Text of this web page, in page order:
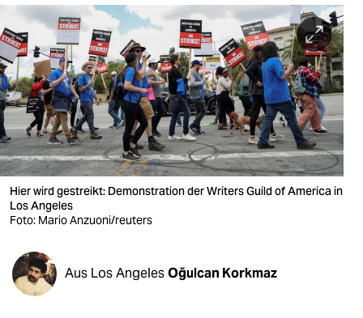
sport
berlin
nord
wahrheit
verlag
verlag
shop
fragen & hilfe
Hier wird gestreikt: Demonstration der Writers Guild of America in
Los Angeles
Foto: Mario Anzuoni/reuters
Aus Los AngelesOğulcan Korkmaz